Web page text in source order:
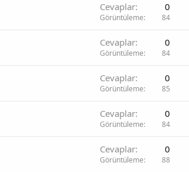
Cevaplar 0
Görüntüleme 84
Cevaplar 0
Görüntüleme 84
Cevaplar 0
Görüntüleme 85
Cevaplar 0
Görüntüleme 84
Cevaplar 0
Görüntüleme 88